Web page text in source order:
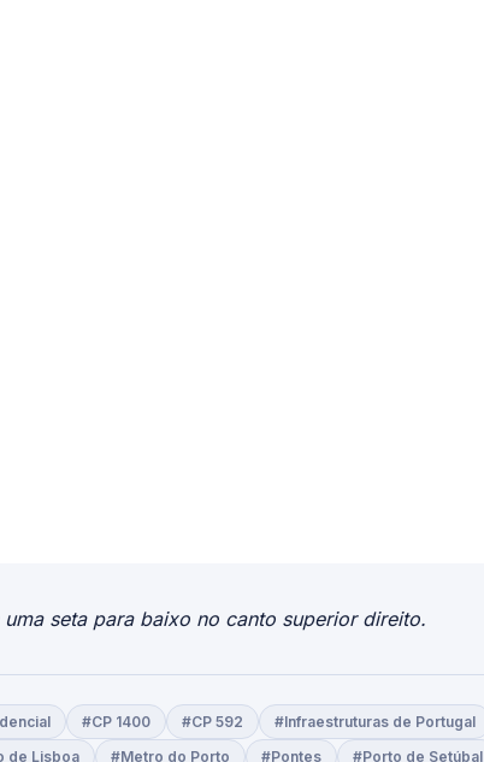
seta para baixo no canto superior direito.
#CP 1400 #CP 592 #Infraestruturas de Portugal
de Lisboa #Metro do Porto #Pontes #Porto de Setúbal